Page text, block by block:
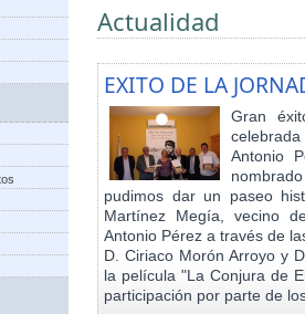
Actualidad
EXITO DE LA
Gran
Antonio
pudimos dar un paseo
Martínez Megía, vecino
Antonio Pérez a través de
D. Ciriaco Morón Arroyo y
la película "La Conjura de
participación por parte de